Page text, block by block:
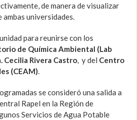
de manera de visualizar
universidades.
para reunirse con los
de Química Ambiental (Lab
Cecilia Rivera Castro, y del Centro
(CEAM).
se consideró una salida a
Rapel en la Región de
Servicios de Agua Potable